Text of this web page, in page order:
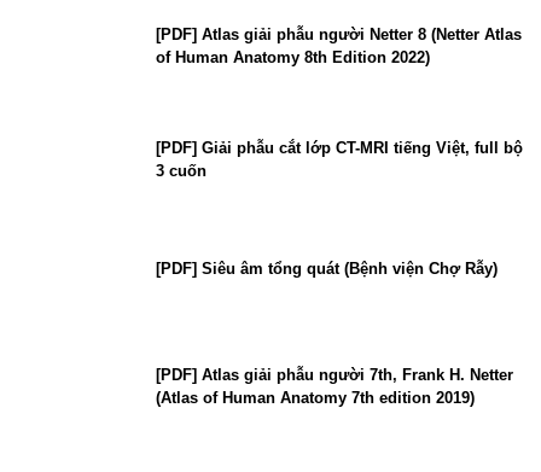
[PDF] Atlas giải phẫu người Netter 8 (Netter Atlas
of Human Anatomy 8th Edition 2022)
[PDF] Giải phẫu cắt lớp CT-MRI tiếng Việt, full bộ
3 cuốn
[PDF] Siêu âm tổng quát (Bệnh viện Chợ Rẫy)
[PDF] Atlas giải phẫu người 7th, Frank H. Netter
(Atlas of Human Anatomy 7th edition 2019)